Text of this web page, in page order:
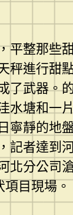
平整那些
秤進行甜
了武器。
水塘和一
寧靜的地
記者達到
北分公司
項目現場。